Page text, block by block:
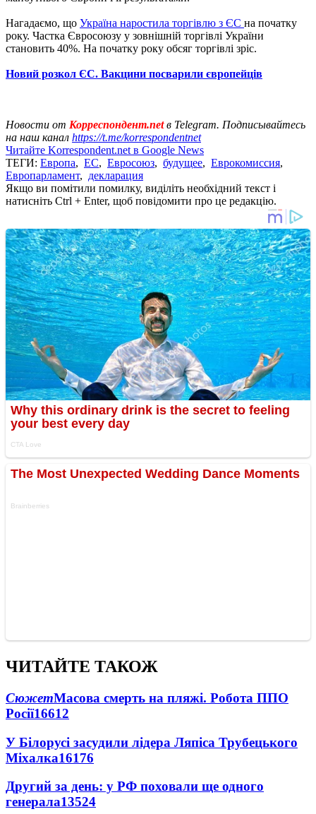
Нагадаємо, що Україна наростила торгівлю з ЄС на початку
року. Частка Євросоюзу у зовнішній торгівлі України
становить 40%. На початку року обсяг торгівлі зріс.
Новий розкол ЄС. Вакцини посварили європейців
Новости от Корреспондент.netв Telegram. Подписывайтесь
на наш канал https://t.me/korrespondentnet
Читайте Korrespondent.net в Google News
ТЕГИ: Европа, ЕС, Евросоюз, будущее, Еврокомиссия,
Европарламент, декларация
Якщо ви помітили помилку, виділіть необхідний текст і
натисніть Ctrl + Enter, щоб повідомити про це редакцію.
ЧИТАЙТЕ ТАКОЖ
СюжетМасова смерть на пляжі. Робота ППО
Росії16612
У Білорусі засудили лідера Ляпіса Трубецького
Міхалка16176
Другий за день: у РФ поховали ще одного
генерала13524